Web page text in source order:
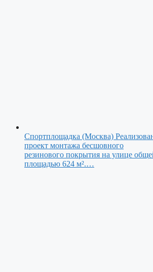
Спортплощадка (Москва)
проект монтажа бесшовного
резинового покрытия на улице
площадью 624 м².…